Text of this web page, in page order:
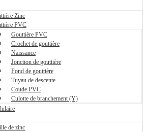
Zinc
PVC
Gouttière PVC
Crochet de gouttière
Naissance
Jonction de gouttière
Fond de gouttière
Tuyau de descente
Coude PVC
Culotte de branchement (Y)
de zinc